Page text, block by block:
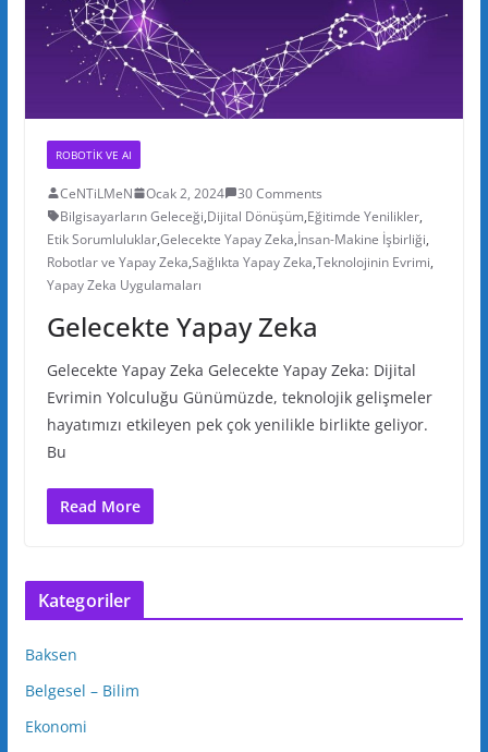
ROBOTIK VE AI
CeNTiLMeN Ocak 2, 2024
30 Comments
Bilgisayarların Geleceği,Dijital Dönüşüm,Eğitimde Yenilikler,
Etik Sorumluluklar,Gelecekte Yapay Zeka,İnsan-Makine İşbirliği,
Robotlar ve Yapay Zeka,Sağlıkta Yapay Zeka,Teknolojinin Evrimi,
Yapay Zeka Uygulamaları
Gelecekte Yapay Zeka
Gelecekte Yapay Zeka Gelecekte Yapay Zeka: Dijital
Evrimin Yolculuğu Günümüzde, teknolojik gelişmeler
hayatımızı etkileyen pek çok yenilikle birlikte geliyor.
Bu
Read More
Kategoriler
Baksen
Belgesel – Bilim
Ekonomi